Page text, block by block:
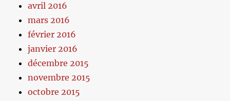
avril 2016
mars 2016
février 2016
janvier 2016
décembre 2015
novembre 2015
octobre 2015